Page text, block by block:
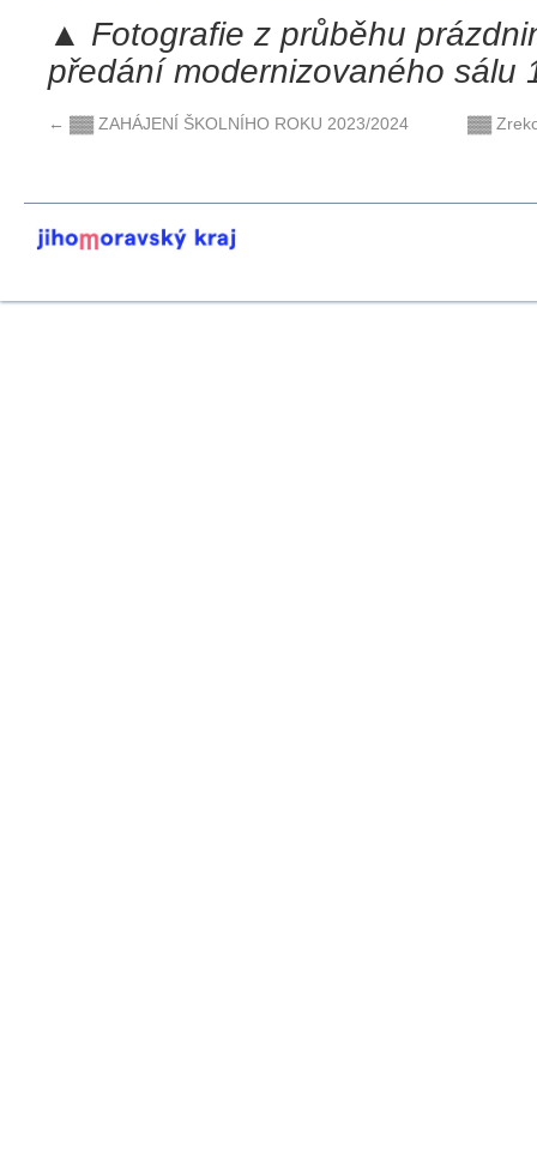
▲ Fotografie z průběhu
předání modernizovaného sálu
← ▓▓ ZAHÁJENÍ ŠKOLNÍHO ROKU 2023/2024 ▓▓